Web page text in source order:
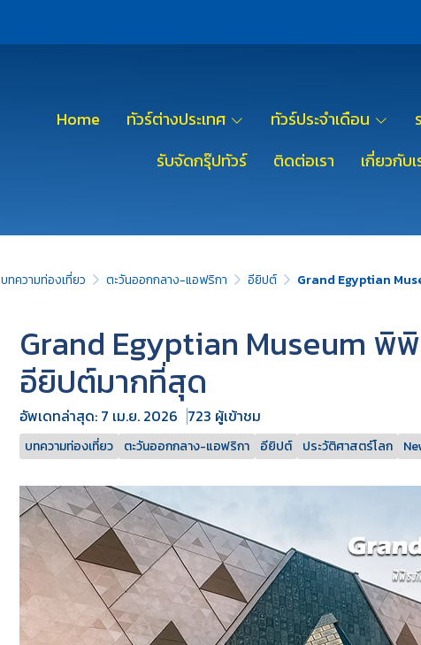
Home ทัวร์ต่างประเทศ ทัวร์ประจำเดือน
รับจัดกรุ๊ปทัวร์
ติดต่อเรา เกี่ยวกับเ
บทความท่องเที่ยว ตะวันออกกลาง-แอฟริกา อียิปต์ Grand Egyptian
Grand Egyptian Museum
อียิปต์มากที่สุด
อัพเดทล่าสุด: 7 เม.ย. 2026 723 ผู้เข้าชม
บทความท่องเที่ยว ตะวันออกกลาง-แอฟริกา อียิปต์ ประวัติศาสตร์โลก